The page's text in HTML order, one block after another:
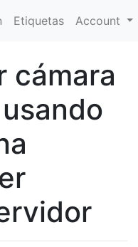
Etiquetas Account
cámara